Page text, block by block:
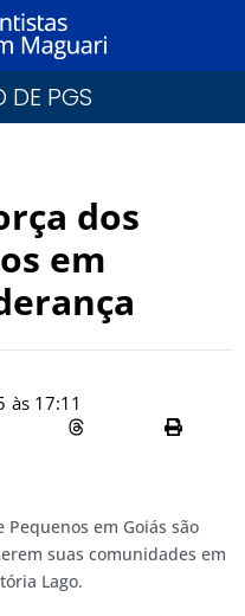
DE PGS
dos
em
às 17:11
em Goiás são
suas comunidades em
Lago.